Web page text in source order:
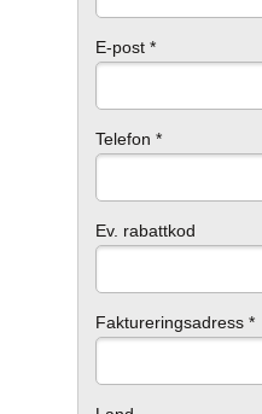
E-post *
Telefon *
Ev. rabattkod
Faktureringsadress *